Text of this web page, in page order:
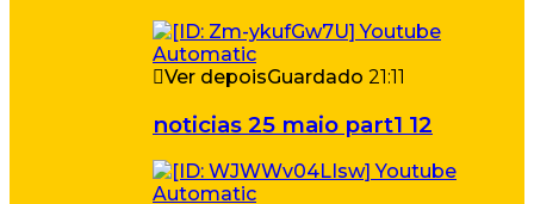
Ver depoisGuardado 21:11
noticias 25 maio part1 12